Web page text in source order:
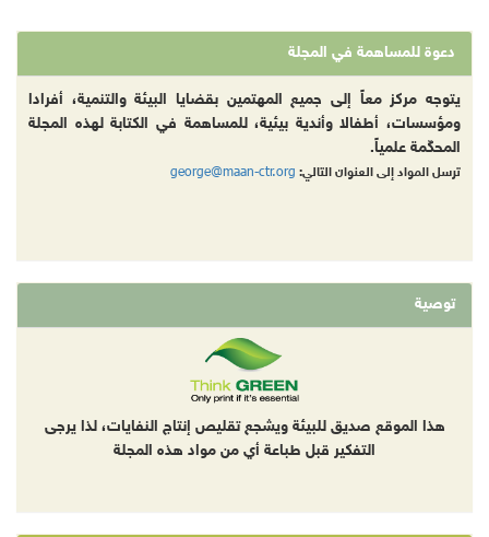
دعوة للمساهمة في المجلة
يتوجه مركز معاً إلى جميع المهتمين بقضايا البيئة والتنمية، أفرادا
ومؤسسات، أطفالا وأندية بيئية، للمساهمة في الكتابة لهذه المجلة
المحكّمة علمياً.
ترسل المواد إلى العنوان التالي: george@maan-ctr.org
توصية
هذا الموقع صديق للبيئة ويشجع تقليص إنتاج النفايات، لذا يرجى
التفكير قبل طباعة أي من مواد هذه المجلة